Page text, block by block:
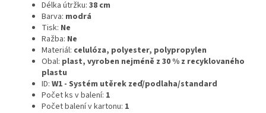
Délka útržku: 38 cm
Barva: modrá
Tisk: Ne
Ražba: Ne
Materiál: celulóza, polyester, polypropylen
Obal: plast, vyroben nejméně z 30 % z recyklovaného
plastu
ID: W1 - Systém utěrek zeď/podlaha/standard
Počet ks v balení: 1
Počet balení v kartonu: 1